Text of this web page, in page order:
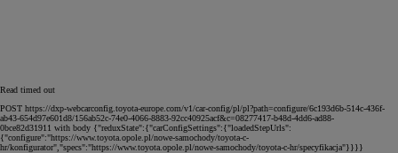
Read timed out
POST https://dxp-webcarconfig.toyota-europe.com/v1/car-config/pl/pl?path=configure/6c193d6b-514c-436f-
ab43-654d97e601d8/156ab52c-74e0-4066-8883-92cc40925acf&c=08277417-b48d-4dd6-ad88-
0bce82d31911 with body {"reduxState":{"carConfigSettings":{"loadedStepUrls":
{"configure":"https://www.toyota.opole.pl/nowe-samochody/toyota-c-
hr/konfigurator","specs":"https://www.toyota.opole.pl/nowe-samochody/toyota-c-hr/specyfikacja"}}}}